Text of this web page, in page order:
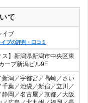
て
イブ
ブの評判・口コミ
ス】新潟県新潟市中央区東
ープ新潟ビル9F
新潟／宇都宮／高崎／さい
葉／池袋／新宿／立川／
岡／名古屋／京都／大阪